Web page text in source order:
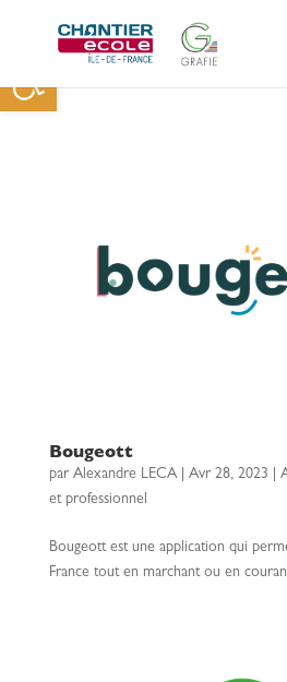
Ouvrir la barre
Bougeott
par Alexandre LECA| Avr 28, 2023
et professionnel
Bougeott est une application qui
France tout en marchant ou en